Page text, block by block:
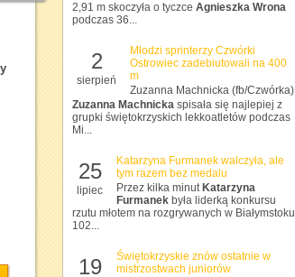
2,91 m skoczyła o tyczce Agnieszka Wrona
podczas 36...
2
sierpień
Młodzi sprinterzy Czwórki
Ostrowiec zadebiutowali na 400
m
Zuzanna Machnicka (fb/Czwórka)
Zuzanna Machnicka spisała się najlepiej z
grupki świętokrzyskich lekkoatletów podczas
Mi...
25
lipiec
Katarzyna Furmanek walczyła, ale
tym razem bez medalu
Przez kilka minut Katarzyna
Furmanek była liderką konkursu
rzutu młotem na rozgrywanych w Białymstoku
102...
19
Świętokrzyskie znów ostatnie w
mistrzostwach juniorów